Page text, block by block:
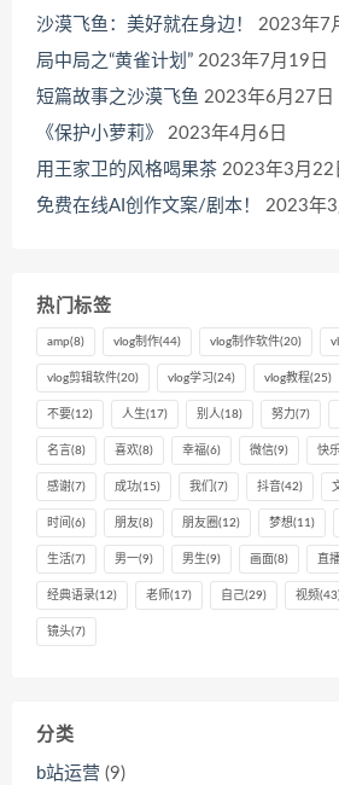
沙漠飞鱼：美好就在身边！
2023年7
局中局之“黄雀计划” 2023年7月19日
短篇故事之沙漠飞鱼 2023年6月27日
《保护小萝莉》
2023年4月6日
用王家卫的风格喝果茶 2023年3月22
免费在线AI创作文案/剧本！
2023年3
热门标签
amp(8) vlog制作(44) vlog制作软件(20)
vlog剪辑软件(20) vlog学习(24) vlog教程(25)
不要(12) 人生(17) 别人(18) 努力(7)
名言 (8) 喜欢(8) 幸福(6) 微信(9) 快
感谢(7) 成功(15) 我们 (7) 抖音(42)
时间 (6) 朋友(8) 朋友圈 (12) 梦想(11)
生活(7) 男一(9) 男生(9) 画面(8) 直
经典语录(12) 老师(17) 自己(29) 视频
镜头(7)
分类
b站运营 (9)